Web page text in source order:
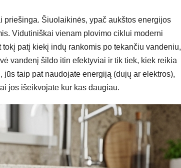
Šiuolaikinės, ypač aukštos energijos
Vidutiniškai vienam plovimo ciklui moderni
patį kiekį indų rankomis po tekančiu vandeniu,
vandenį šildo itin efektyviai ir tik tiek, kiek reikia
taip pat naudojate energiją (dujų ar elektros),
jos išeikvojate kur kas daugiau.